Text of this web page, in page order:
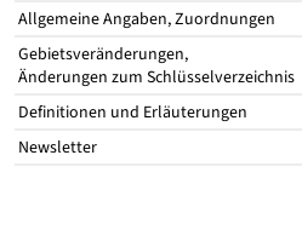
Allgemeine Angaben, Zuordnungen
Gebietsveränderungen,
Änderungen zum Schlüsselverzeichnis
Definitionen und Erläuterungen
Newsletter